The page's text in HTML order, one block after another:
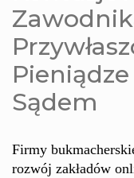
Sądem
Firmy
rozwój zakładów